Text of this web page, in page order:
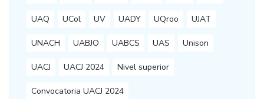
UAQ UCol UV UADY UQroo UJAT
UNACH UABJO UABCS UAS Unison
UACJ UACJ 2024 Nivel superior
Convocatoria UACJ 2024